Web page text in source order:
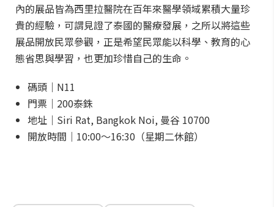
內的展品皆為西里拉醫院在百年來醫學領域累積大量珍
貴的經驗，可謂見證了泰國的醫療發展，之所以將這些
展品開放民眾參觀，正是希望民眾能以科學、教育的心
態省思與學習，也更加珍惜自己的生命。
碼頭｜N11
門票｜200泰銖
地址｜Siri Rat, Bangkok Noi, 曼谷 10700
開放時間｜10:00～16:30（星期二休館）